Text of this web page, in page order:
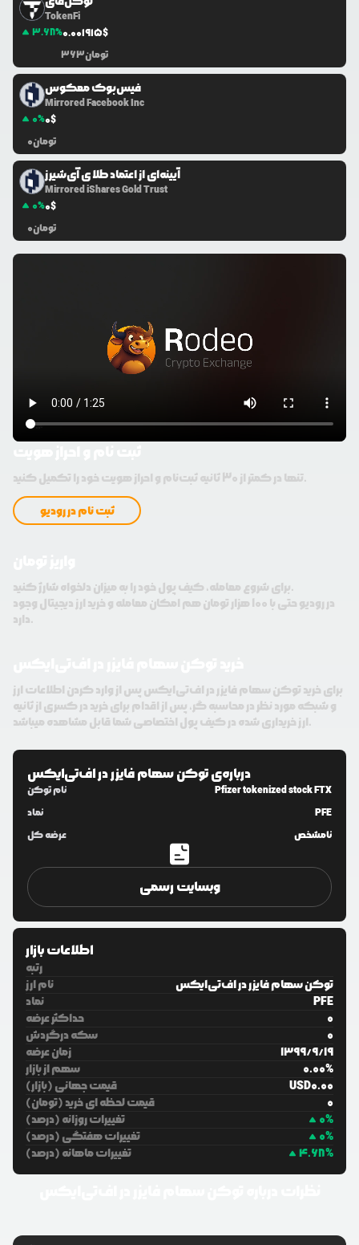
TokenFi
3.68%0.001915$
363تومان
فیس‌بوک معکوس
Mirrored Facebook Inc
0%0$
0تومان
آیینه‌ای از اعتماد طلا ی آی‌شیرز
Mirrored iShares Gold Trust
0%0$
0تومان
تنها در کمتر از 30 ثانیه ثبت‌نام و احراز هویت خود را تکمیل کنید.
ثبت نام در رودیو
برای شروع معامله، کیف پول خود را به میزان دلخواه شارژ کنید.
در رودیو حتی با 100 هزار تومان هم امکان معامله و خرید ارز دیجیتال وجود
دارد.
برای خرید توکن سهام فایزر در اف‌تی‌ایکس پس از وارد کردن اطلاعات ارز
و شبکه مورد نظر در محاسبه گر، پس از اقدام برای خرید در کسری از ثانیه
ارز خریداری شده در کیف پول اختصاصی شما قابل مشاهده میباشد.
درباره‌یتوکن سهام فایزر در اف‌تی‌ایکس
نام توکن
Pfizer tokenized stock FTX
نماد
PFE
عرضه کل
نامشخص
وبسایت رسمی
اطلاعات بازار
رتبه
نام ارز
توکن سهام فایزر در اف‌تی‌ایکس
نماد
PFE
حداکثر عرضه
0
سکه درگردش
0
زمان عرضه
1399/9/19
سهم از بازار
0.00%
قیمت جهانی (بازار)
USD0.00
قیمت لحظه ای خرید (تومان)
0
تغییرات روزانه (درصد)
0%
تغییرات هفتگی (درصد)
0%
تغییرات ماهانه (درصد)
4.68%